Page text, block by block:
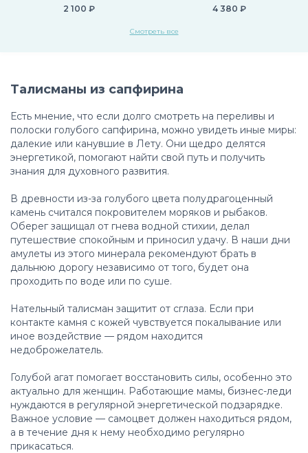
2 100 ₽ 4 380 ₽
Смотреть все
Талисманы из сапфирина
Есть мнение, что если долго смотреть на переливы и
полоски голубого сапфирина, можно увидеть иные миры:
далекие или канувшие в Лету. Они щедро делятся
энергетикой, помогают найти свой путь и получить
знания для духовного развития.
В древности из-за голубого цвета полудрагоценный
камень считался покровителем моряков и рыбаков.
Оберег защищал от гнева водной стихии, делал
путешествие спокойным и приносил удачу. В наши дни
амулеты из этого минерала рекомендуют брать в
дальнюю дорогу независимо от того, будет она
проходить по воде или по суше.
Нательный талисман защитит от сглаза. Если при
контакте камня с кожей чувствуется покалывание или
иное воздействие — рядом находится
недоброжелатель.
Голубой агат помогает восстановить силы, особенно это
актуально для женщин. Работающие мамы, бизнес-леди
нуждаются в регулярной энергетической подзарядке.
Важное условие — самоцвет должен находиться рядом,
а в течение дня к нему необходимо регулярно
прикасаться.